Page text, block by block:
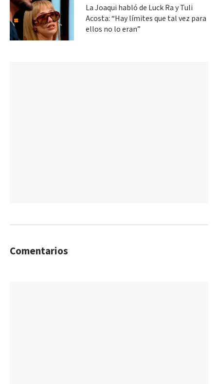
La Joaqui habló de Luck Ra y Tuli
Acosta: “Hay límites que tal vez para
ellos no lo eran”
Comentarios